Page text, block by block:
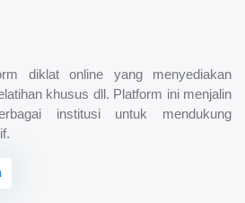
diklat online yang menyediakan
khusus dll. Platform ini menjalin
institusi untuk mendukung